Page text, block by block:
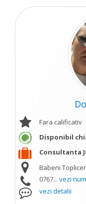
Fara calificativ
Disponibil
Consultanta
Babeni
0767... vezi
vezi detalii